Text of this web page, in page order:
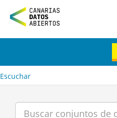
n
tEscuchar